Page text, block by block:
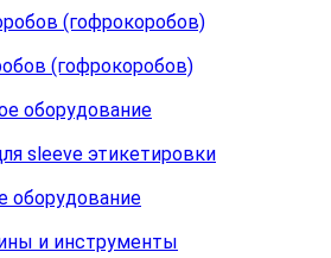
(гофрокоробов)
(гофрокоробов)
оборудование
sleeve этикетировки
оборудование
и инструменты